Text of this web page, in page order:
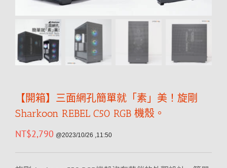
【開箱】三面網孔簡單就「素」美！旋剛
Sharkoon REBEL C50 RGB 機殼。
NT$2,790 @2023/10/26 ,11:50